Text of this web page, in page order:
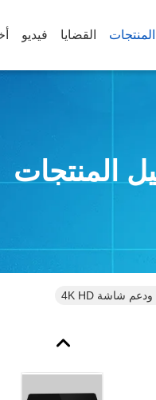
المنتجات القضايا فيديو
المنتجات